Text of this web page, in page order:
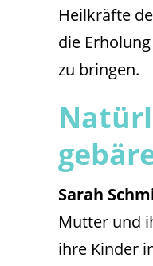
Heilkräfte
die
zu bringen.
Sarah
Mutter und
ihre Kinder